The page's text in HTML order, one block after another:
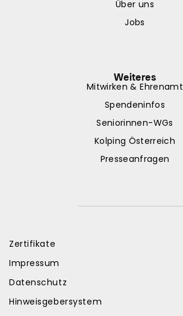
Über uns
Jobs
Weiteres
Mitwirken & Ehrenamt
Spendeninfos
Seniorinnen-WGs
Kolping Österreich
Presseanfragen
Zertifikate
Impressum
Datenschutz
Hinweisgebersystem